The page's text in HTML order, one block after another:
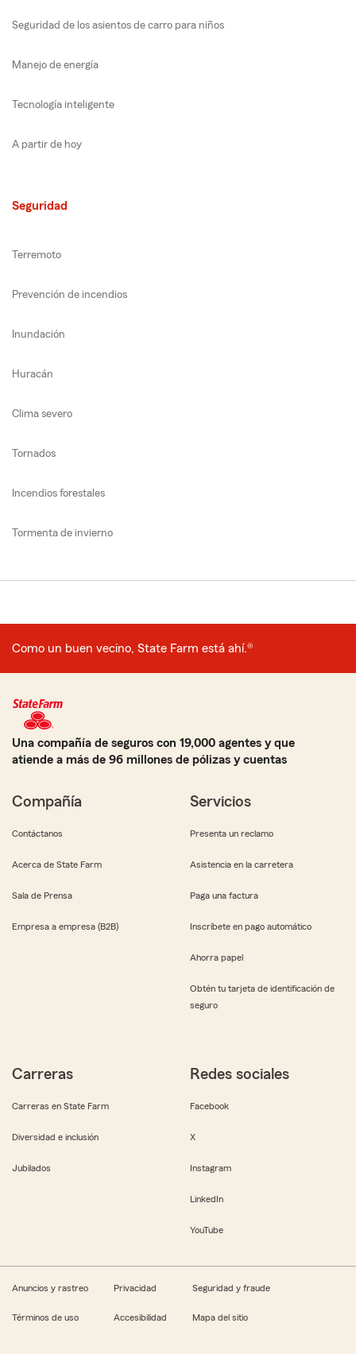
Seguridad de los asientos de carro para niños
Manejo de energía
Tecnología inteligente
A partir de hoy
Seguridad
Terremoto
Prevención de incendios
Inundación
Huracán
Clima severo
Tornados
Incendios forestales
Tormenta de invierno
Como un buen vecino, State Farm está ahí.®
Una compañía de seguros con 19,000 agentes y que
atiende a más de 96 millones de pólizas y cuentas
Compañía
Contáctanos
Acerca de State Farm
Sala de Prensa
Empresa a empresa (B2B)
Servicios
Presenta un reclamo
Asistencia en la carretera
Paga una factura
Inscríbete en pago automático
Ahorra papel
Obtén tu tarjeta de identificación de
seguro
Carreras
Carreras en State Farm
Diversidad e inclusión
Jubilados
Redes sociales
Facebook
X
Instagram
LinkedIn
YouTube
Anuncios y rastreo Privacidad Seguridad y fraude
Términos de uso Accesibilidad Mapa del sitio